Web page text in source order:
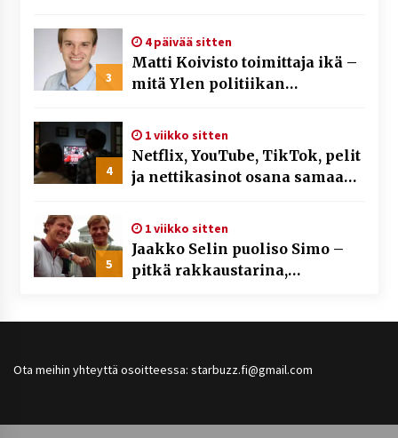
3
4 päivää sitten
Matti Koivisto toimittaja ikä –
mitä Ylen politiikan
4
1 viikko sitten
Netflix, YouTube, TikTok, pelit
ja nettikasinot osana samaa
5
1 viikko sitten
Jaakko Selin puoliso Simo –
pitkä rakkaustarina,
Ota meihin yhteyttä osoitteessa: starbuzz.fi@gmail.com